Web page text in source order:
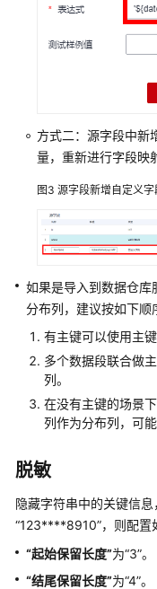
数
建
并
理
CDM
集
群
CDM
集
群
创
建
在
CDM
群
中
方式二：源字段中新
量，重新进行字段映
图3 源字段新增自定义字
如果是导入到数据仓库
分布列，建议按如下顺
有主键可以使用主键
多个数据段联合做
列。
在没有主键的场景
列作为分布列，可
脱敏
隐藏字符串中的关键信
“123****8910”，则配置
“起始保留长度”为“3”。
“结尾保留长度”为“4”。